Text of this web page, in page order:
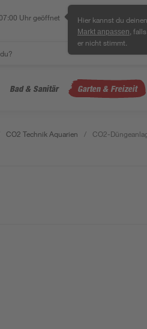
Uhr geöffnet Hier kannst du deinen
Markt anpassen , falls
er nicht stimmt.
Bad & Sanitär Garten & Freizeit
CO2 Technik Aquarien / CO2-